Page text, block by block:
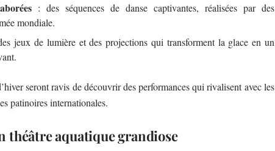
: des séquences de danse captivantes, réalisées par des
mondiale.
jeux de lumière et des projections qui transforment la glace en un
seront ravis de découvrir des performances qui rivalisent avec les
patinoires internationales.
théâtre aquatique grandiose